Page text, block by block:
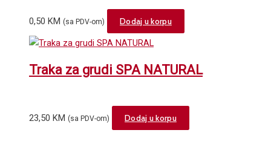
0,50 KM (sa PDV-om) Dodaj u korpu
Traka za grudi SPA NATURAL
23,50 KM (sa PDV-om) Dodaj u korpu